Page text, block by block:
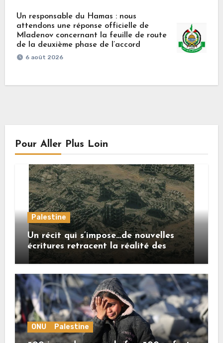
Un responsable du Hamas : nous
attendons une réponse officielle de
Mladenov concernant la feuille de route
de la deuxième phase de l’accord
6 août 2026
Pour Aller Plus Loin
Palestine
Un récit qui s’impose…de nouvelles
écritures retracent la réalité des
crimes sionistes à Gaza
ONU Palestine